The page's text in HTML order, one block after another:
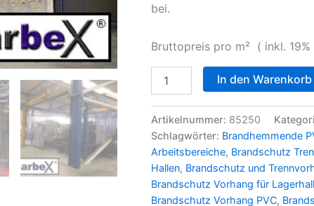
bei.
Bruttopreis pro m² ( inkl. 19%
In den Warenkorb
Artikelnummer: 85250
Schlagwörter: Brandhemmende
Arbeitsbereiche, Brandschutz
Hallen, Brandschutz und
Brandschutz Vorhang für
Brandschutz Vorhang PVC,